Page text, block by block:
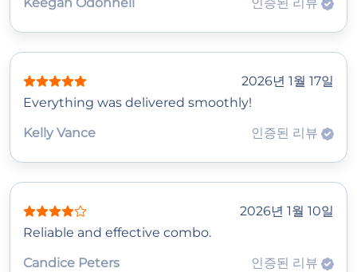
Keegan Odonnell
인증된 리뷰
2026년 1월 17일
Everything was delivered smoothly!
Kelly Vance
인증된 리뷰
2026년 1월 10일
Reliable and effective combo.
Candice Peters
인증된 리뷰